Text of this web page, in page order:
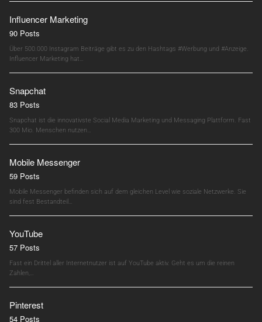
Influencer Marketing
90 Posts
Über 500.000 Instagram Beiträge gibt es zu den Hashtags #Werbung und #Anzeige.
Influencer Marketing hat…
Snapchat
83 Posts
Snapchat ist die innovativste Social Media Marketing und Messaging Plattform. Fast
300 Mio. Menschen nutzen…
Mobile Messenger
59 Posts
Mobile Messenger befinden sich auf dem gleichen Level wie soziale Netzwerke. Sie
sind fest Bestandteil…
YouTube
57 Posts
Fast ein Drittel aller Internetnutzer ist auf YouTube aktiv. Geht es um die reinen
Zahlen,…
Pinterest
54 Posts